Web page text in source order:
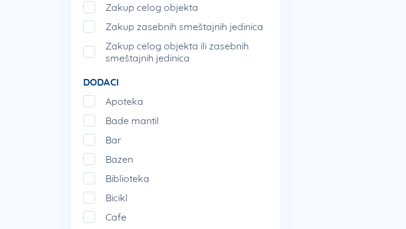
Zakup celog objekta
Zakup zasebnih smeštajnih jedinica
Zakup celog objekta ili zasebnih
smeštajnih jedinica
DODACI
Apoteka
Bade mantil
Bar
Bazen
Biblioteka
Bicikl
Cafe